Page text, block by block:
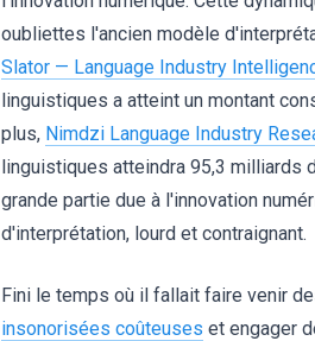
oubliettes l'ancien modèle
Slator — Language Industry
linguistiques a atteint un montant
plus, Nimdzi Language Industry
linguistiques atteindra 95,3 milliards
grande partie due à l'innovation
d'interprétation, lourd et contraignant.
Fini le temps où il fallait faire venir
insonorisées coûteuses et engager